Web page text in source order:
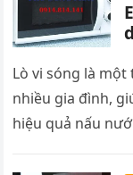
Lò vi sóng là
nhiều gia đình,
hiệu quả nấu